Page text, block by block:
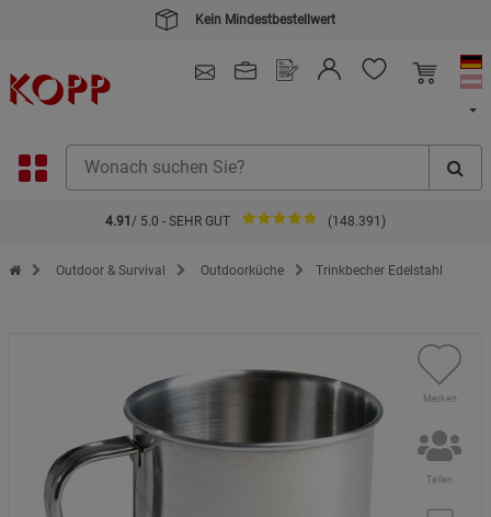
Kein Mindestbestellwert
4.91 / 5.0 - SEHR GUT (148.391)
Zur Startseite des Kopp Verlag Online-Shop
Outdoor & Survival Outdoorküche Trinkbecher Edelstahl
Merken
Teilen